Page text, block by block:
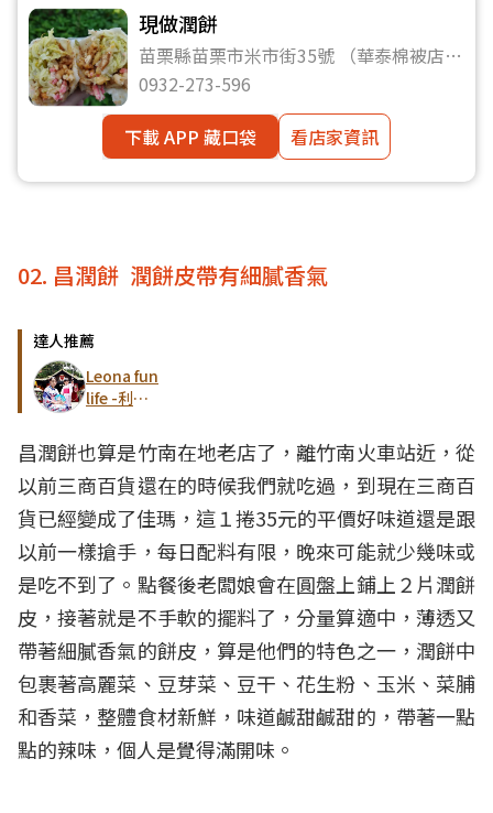
現做潤餅
苗栗縣苗栗市米市街35號 （華泰棉被店斜
對面）
0932-273-596
下載 APP 藏口袋
看店家資訊
02. 昌潤餅 潤餅皮帶有細膩香氣
達人推薦
Leona fun
life -利歐
昌潤餅也算是竹南在地老店了，離竹南火車站近，從
以前三商百貨還在的時候我們就吃過，到現在三商百
貨已經變成了佳瑪，這１捲35元的平價好味道還是跟
以前一樣搶手，每日配料有限，晚來可能就少幾味或
是吃不到了。點餐後老闆娘會在圓盤上鋪上２片潤餅
皮，接著就是不手軟的擺料了，分量算適中，薄透又
帶著細膩香氣的餅皮，算是他們的特色之一，潤餅中
包裹著高麗菜、豆芽菜、豆干、花生粉、玉米、菜脯
和香菜，整體食材新鮮，味道鹹甜鹹甜的，帶著一點
點的辣味，個人是覺得滿開味。